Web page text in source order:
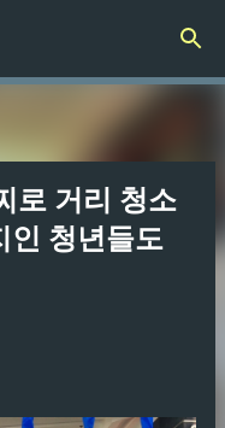
뛰기
로 거리 청소
인 청년들도